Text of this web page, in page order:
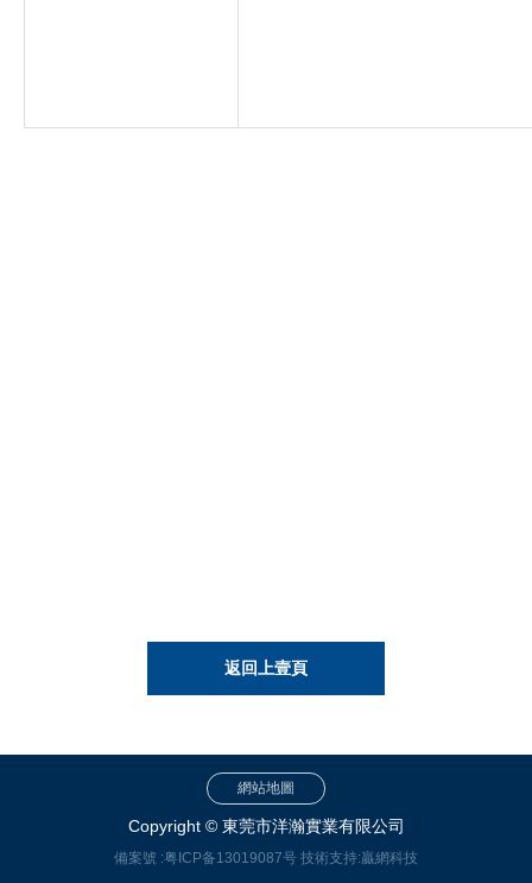
返回上壹頁
網站地圖
Copyright © 東莞市洋瀚實業有限公司
備案號 :粤ICP备13019087号 技術支持:贏網科技